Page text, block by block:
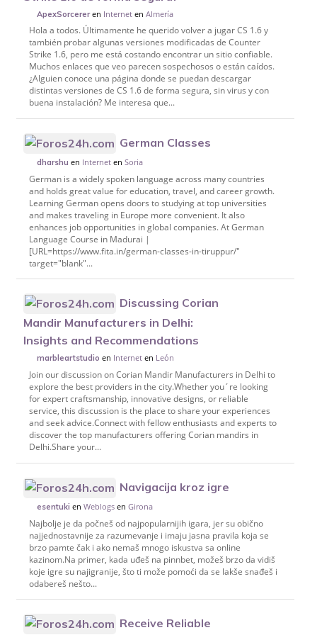
ApexSorcereren Internet enAlmería
Hola a todos. Últimamente he querido volver a jugar CS 1.6 y
también probar algunas versiones modificadas de Counter
Strike 1.6, pero me está costando encontrar un sitio confiable.
Muchos enlaces que veo parecen sospechosos o están caídos.
¿Alguien conoce una página donde se puedan descargar
distintas versiones de CS 1.6 de forma segura, sin virus y con
buena instalación? Me interesa que...
German Classes
dharshu en Internet enSoria
German is a widely spoken language across many countries
and holds great value for education, travel, and career growth.
Learning German opens doors to studying at top universities
and makes traveling in Europe more convenient. It also
enhances job opportunities in global companies. At German
Language Course in Madurai |
[URL=https://www.fita.in/german-classes-in-tiruppur/"
target="blank"...
Discussing Corian
Mandir Manufacturers in Delhi:
Insights and Recommendations
marbleartstudio en Internet en León
Join our discussion on Corian Mandir Manufacturers in Delhi to
explore the best providers in the city.Whether you´re looking
for expert craftsmanship, innovative designs, or reliable
service, this discussion is the place to share your experiences
and seek advice.Connect with fellow enthusiasts and experts to
discover the top manufacturers offering Corian mandirs in
Delhi.Share your...
Navigacija kroz igre
esentuki enWeblogs enGirona
Najbolje je da počneš od najpopularnijih igara, jer su obično
najjednostavnije za razumevanje i imaju jasna pravila koja se
brzo pamte čak i ako nemaš mnogo iskustva sa online
kazinom.Na primer, kada uđeš na pinnbet, možeš brzo da vidiš
koje igre su najigranije, što ti može pomoći da se lakše snađeš i
odabereš nešto...
Receive Reliable